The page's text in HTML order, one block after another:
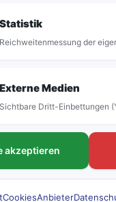
FAHRTEN
Linien &
Statistik
Reichweitenmessung der
Externe Medien
Sichtbare Dritt-Einbettungen
akzeptieren
CookiesAnbieter